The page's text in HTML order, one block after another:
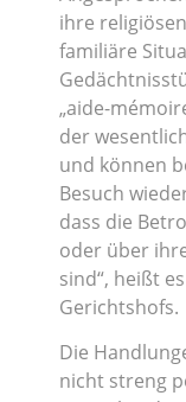
ihre
familiäre
„aide-
der
und können
Besuch
dass die
oder über
sind“, heißt
Gerichtshofs.
Die
nicht streng